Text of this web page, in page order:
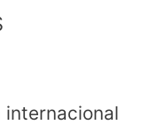
internacional